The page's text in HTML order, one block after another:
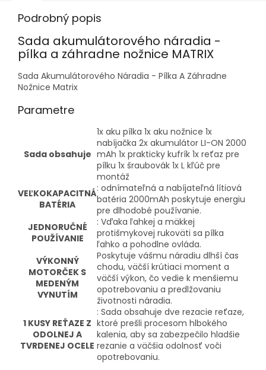
Podrobný popis
Sada akumulátorového náradia -
pílka a záhradne nožnice MATRIX
Sada Akumulátorového Náradia - Pílka A Záhradne
Nožnice Matrix
Parametre
Sada obsahuje
1x aku pílka 1x aku nožnice 1x
nabíjačka 2x akumulátor LI-ON 2000
mAh 1x prakticky kufrík 1x reťaz pre
pílku 1x šraubovák 1x L kľúč pre
montáž
VEĽKOKAPACITNÁ
BATÉRIA
: odnímateľná a nabíjateľná lítiová
batéria 2000mAh poskytuje energiu
pre dlhodobé používanie.
JEDNORUČNÉ
POUŽÍVANIE
: Vďaka ľahkej a mäkkej
protišmykovej rukoväti sa pílka
ľahko a pohodlne ovláda.
VÝKONNÝ
MOTORČEK S
MEDENÝM
VYNUTÍM
Poskytuje vášmu náradiu dlhší čas
chodu, väčší krútiaci moment a
väčší výkon, čo vedie k menšiemu
opotrebovaniu a predlžovaniu
životnosti náradia.
1 KUSY REŤAZE Z
ODOLNEJ A
TVRDENEJ OCELE
: Sada obsahuje dve rezacie reťaze,
ktoré prešli procesom hlbokého
kalenia, aby sa zabezpečilo hladšie
rezanie a väčšia odolnosť voči
opotrebovaniu.